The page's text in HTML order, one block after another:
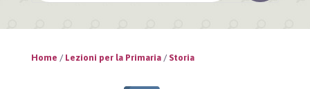
Home / Lezioni per la Primaria/ Storia